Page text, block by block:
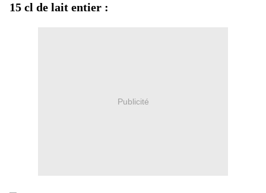
15 cl de lait entier :
Publicité